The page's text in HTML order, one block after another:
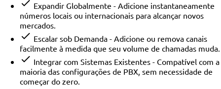
Expandir Globalmente - Adicione instantaneamente
números locais ou internacionais para alcançar novos
mercados.
Escalar sob Demanda - Adicione ou remova canais
facilmente à medida que seu volume de chamadas muda.
Integrar com Sistemas Existentes - Compatível com a
maioria das configurações de PBX, sem necessidade de
começar do zero.